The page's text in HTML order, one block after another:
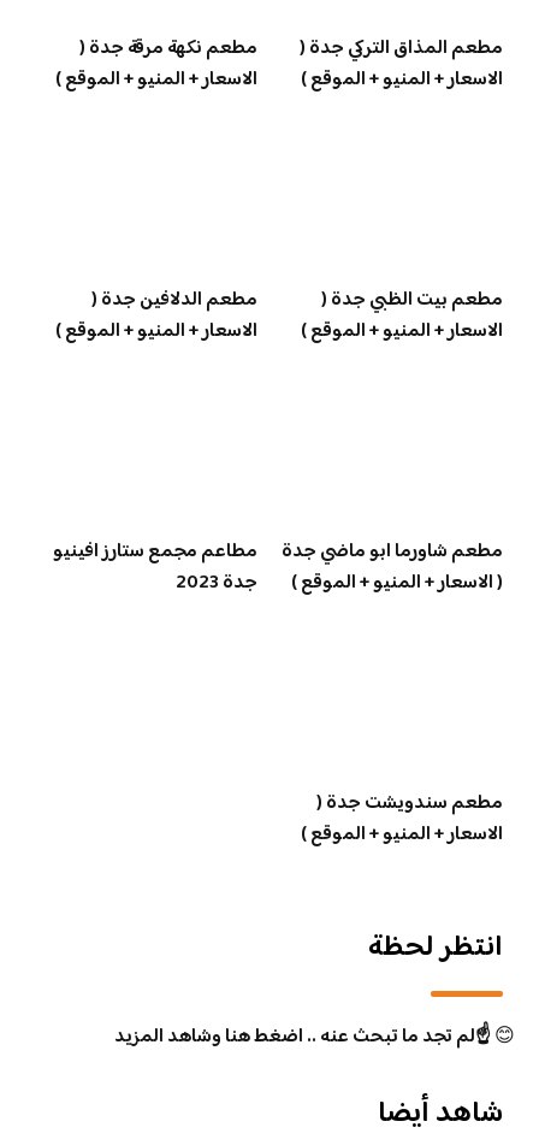
مطعم المذاق التركي جدة (
الاسعار + المنيو + الموقع )
مطعم نكهة مرقة جدة (
الاسعار + المنيو + الموقع )
مطعم بيت الظبي جدة (
الاسعار + المنيو + الموقع )
مطعم الدلافين جدة (
الاسعار + المنيو + الموقع )
مطعم شاورما ابو ماضي جدة
( الاسعار + المنيو + الموقع )
مطاعم مجمع ستارز افينيو
جدة 2023
مطعم سندويشت جدة (
الاسعار + المنيو + الموقع )
انتظر لحظة
😊☝️لم تجد ما تبحث عنه .. اضغط هنا وشاهد المزيد
شاهد أيضا